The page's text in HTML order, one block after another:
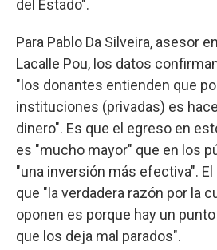
del Estado".
Para Pablo Da Silveira, asesor
Lacalle Pou, los datos
"los donantes entienden que
instituciones (privadas) es
dinero". Es que el egreso en
es "mucho mayor" que en los
"una inversión más efectiva".
que "la verdadera razón por la
oponen es porque hay un
que los deja mal parados".